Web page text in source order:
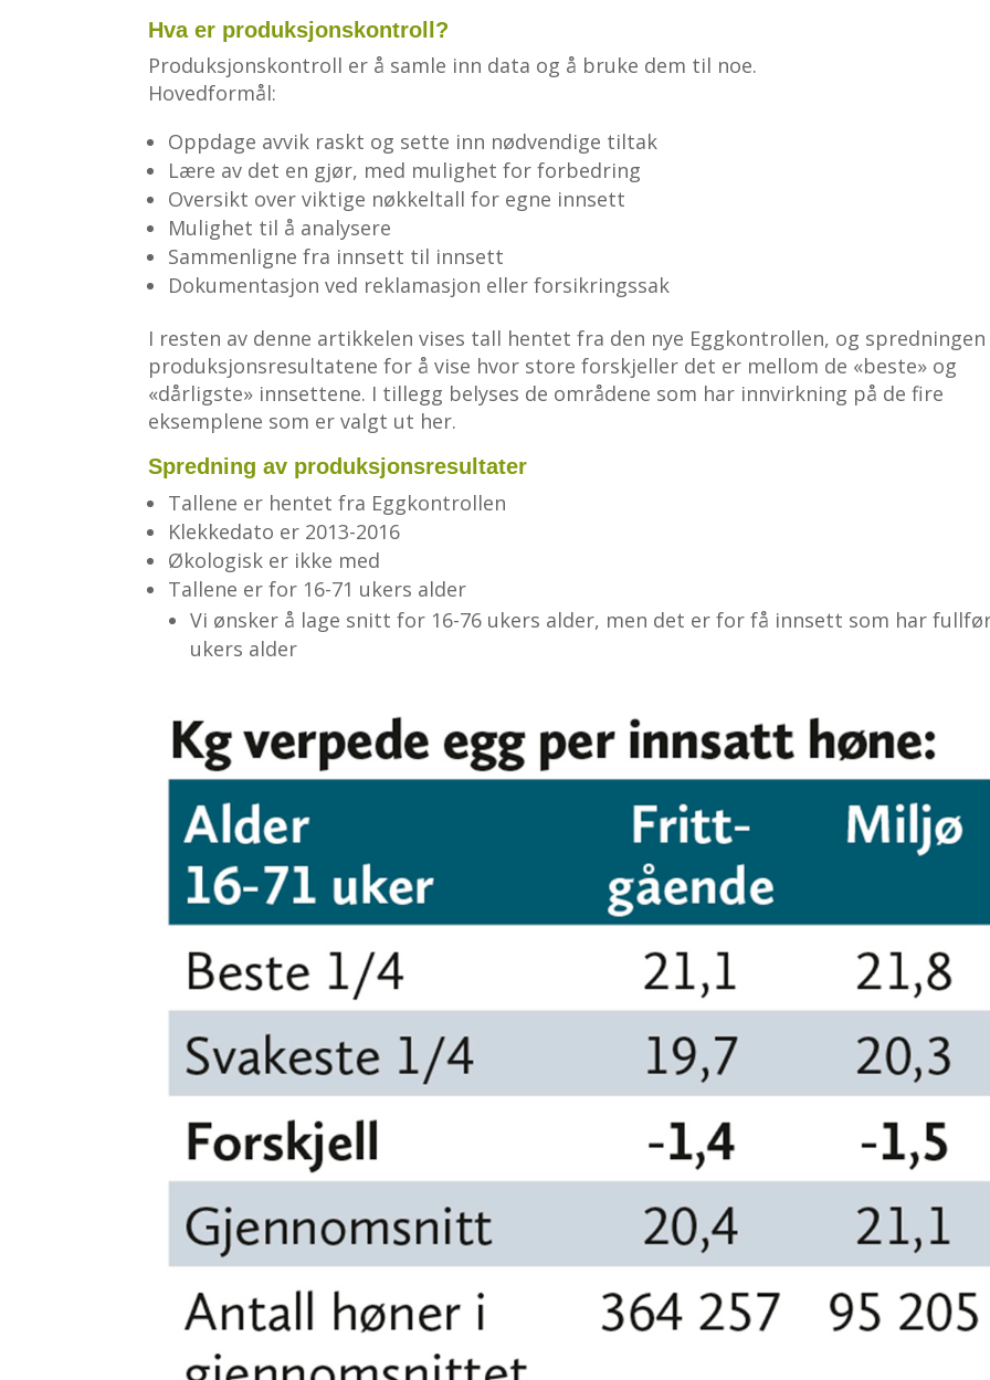
Hva er produksjonskontroll?
Produksjonskontroll er å samle inn data og å bruke dem til noe.
Hovedformål:
Oppdage avvik raskt og sette inn nødvendige tiltak
Lære av det en gjør, med mulighet for forbedring
Oversikt over viktige nøkkeltall for egne innsett
Mulighet til å analysere
Sammenligne fra innsett til innsett
Dokumentasjon ved reklamasjon eller forsikringssak
I resten av denne artikkelen vises tall hentet fra den nye Eggkontrollen, og spredningen
produksjonsresultatene for å vise hvor store forskjeller det er mellom de «beste» og
«dårligste» innsettene. I tillegg belyses de områdene som har innvirkning på de fire
eksemplene som er valgt ut her.
Spredning av produksjonsresultater
Tallene er hentet fra Eggkontrollen
Klekkedato er 2013-2016
Økologisk er ikke med
Tallene er for 16-71 ukers alder
Vi ønsker å lage snitt for 16-76 ukers alder, men det er for få innsett som har
ukers alder